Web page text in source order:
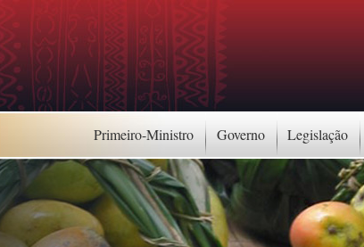
Primeiro-Ministro Governo Legislação